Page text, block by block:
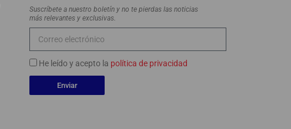
Suscríbete a nuestro boletín y no te pierdas las noticias
más relevantes y exclusivas.
He leído y acepto la política de privacidad
Enviar